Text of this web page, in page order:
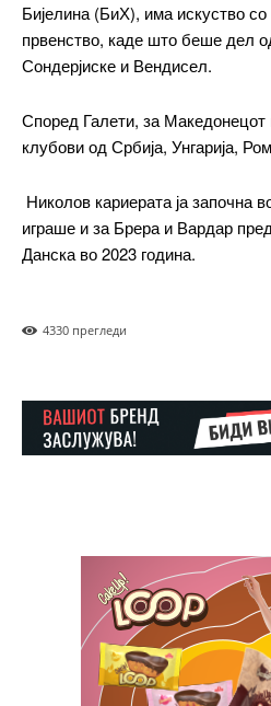
━ pricing
Free
бесплатно
ИЗБЕРЕТЕ
Ut mollis pellentesque tortor
Nullam eu erat condimentum
Donec quis est ac felis
Orci varius natoque dolor
Бијелина (БиХ), има искуство
првенство, каде што беше дел
Сондерјиске и Вендисел.
Според Галети, за Македонецот
клубови од Србија, Унгарија,
Николов кариерата ја започна
играше и за Брера и Вардар
Данска во 2023 година.
4330 прегледи